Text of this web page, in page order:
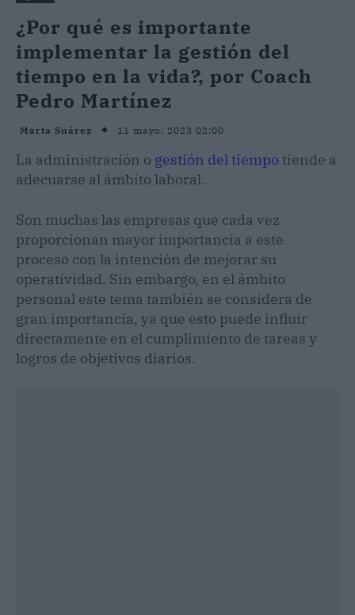
¿Por qué es importante
implementar la gestión del
tiempo en la vida?, por Coach
Pedro Martínez
Marta Suárez 11 mayo, 2023 02:00
La administración o gestión del tiempo tiende a
adecuarse al ámbito laboral.
Son muchas las empresas que cada vez
proporcionan mayor importancia a este
proceso con la intención de mejorar su
operatividad. Sin embargo, en el ámbito
personal este tema también se considera de
gran importancia, ya que esto puede influir
directamente en el cumplimiento de tareas y
logros de objetivos diarios.